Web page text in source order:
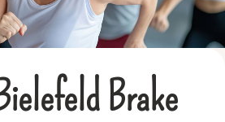
Brake